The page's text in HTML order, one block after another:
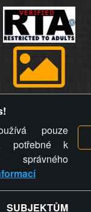
které se toto
která umístila
odstranění
uvedenou
žádný nárok na
nemajetkové újmy.
pouze
potřebné k